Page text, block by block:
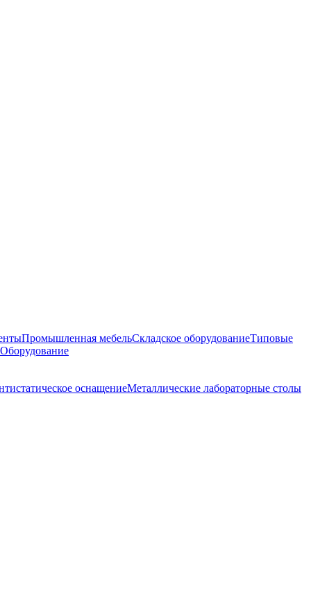
Промышленная мебельСкладское оборудованиеТиповые
оснащениеМеталлические лабораторные столы